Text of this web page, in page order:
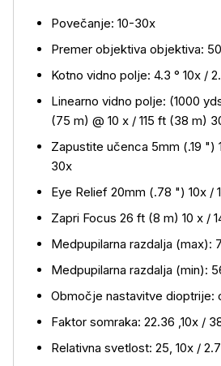
Več o izdelku
Povečanje: 10-30x
Premer objektiva objektiva:
Kotno vidno polje: 4.3 ° 10x /
Linearno vidno polje: (1000
(75 m) @ 10 x / 115 ft (38 m)
Zapustite učenca 5mm (.19 ")
30x
Eye Relief 20mm (.78 ") 10x /
Zapri Focus 26 ft (8 m) 10 x /
Medpupilarna razdalja (max):
Medpupilarna razdalja (min):
Območje nastavitve dioptrije:
Faktor somraka: 22.36 ,10x /
Relativna svetlost: 25, 10x /